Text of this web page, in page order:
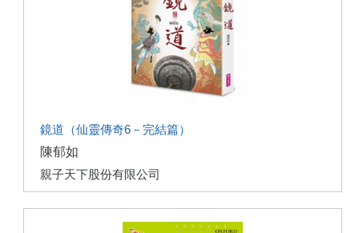
鏡道（仙靈傳奇6－完結篇）
陳郁如
親子天下股份有限公司